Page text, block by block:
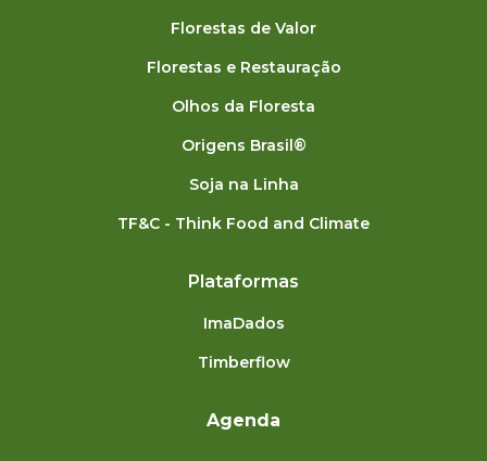
Florestas de Valor
Florestas e Restauração
Olhos da Floresta
Origens Brasil®
Soja na Linha
TF&C - Think Food and Climate
Plataformas
ImaDados
Timberflow
Agenda